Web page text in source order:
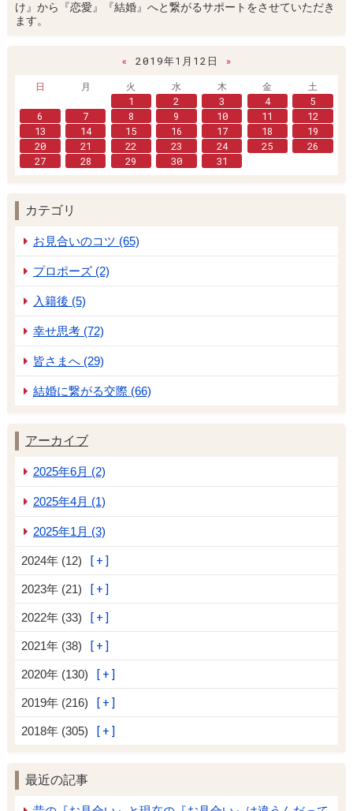
け』から『恋愛』『結婚』へと繋がるサポートをさせていただき
ます。
« 2019年1月12日
»
日
月 火 水 木 金
土
1
2 3 4
5
6
7 8 9 10 11
12
13
14 15 16 17 18
19
20
21 22 23 24 25
26
27
28 29 30 31
カテゴリ
お見合いのコツ (65)
プロポーズ (2)
入籍後 (5)
幸せ思考 (72)
皆さまへ (29)
結婚に繋がる交際 (66)
アーカイブ
2025年6月 (2)
2025年4月 (1)
2025年1月 (3)
2024年 (12)
2023年 (21)
2022年 (33)
2021年 (38)
2020年 (130)
2019年 (216)
2018年 (305)
最近の記事